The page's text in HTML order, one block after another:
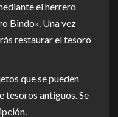
el herrero
Bindo». Una vez
restaurar el tesoro
que se pueden
tesoros antiguos. Se